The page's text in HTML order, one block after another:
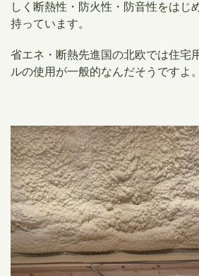
しく断熱性・防火性・防音性をはじ
持っています。
省エネ・断熱先進国の北欧では住宅
ルの使用が一般的なんだそうですよ。